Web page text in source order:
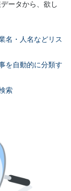
ータから、欲し
名・人名などリス
を自動的に分類す
索